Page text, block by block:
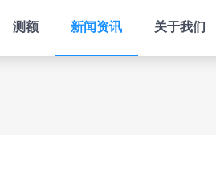
测额 新闻资讯 关于我们